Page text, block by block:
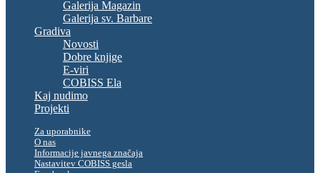
Galerija Magazin
Galerija sv. Barbare
Gradiva
Novosti
Dobre knjige
E-viri
COBISS Ela
Kaj nudimo
Projekti
Za uporabnike
O nas
Informacije javnega značaja
Nastavitev COBISS gesla